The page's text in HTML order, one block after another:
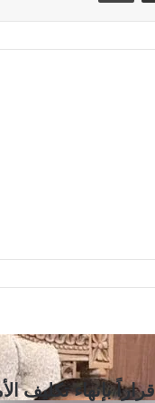
بإنهاء تكليف